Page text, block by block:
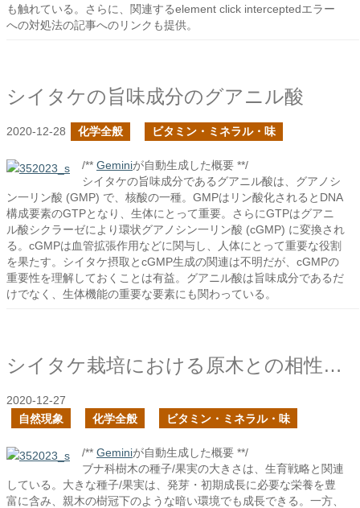
も触れている。さらに、関連するelement click interceptedエラー
への対処法の記事へのリンクも提供。
シイタケの旨味成分のグアニル酸
2020-12-28 化学全般 ビタミン・ミネラル・味
/** Geminiが自動生成した概要 **/
シイタケの旨味成分であるグアニル酸は、グアノシ
ン一リン酸 (GMP) で、核酸の一種。GMPはリン酸化されるとDNA
構成要素のGTPとなり、生体にとって重要。さらにGTPはグアニ
ル酸シクラーゼにより環状グアノシン一リン酸 (cGMP) に変換され
る。cGMPは血管拡張作用などに関与し、人体にとって重要な役割
を果たす。シイタケ摂取とcGMP生成の関連は不明だが、cGMPの
重要性を理解しておくことは有益。グアニル酸は旨味成分であるだ
けでなく、生体機能の重要な要素にも関わっている。
シイタケ栽培における原木との相性とは何だ？
2020-12-27
自然現象
化学全般 ビタミン・ミネラル・味
/** Geminiが自動生成した概要 **/
ブナ科樹木の種子/果実の大きさは、生育戦略と関連
している。大きな種子/果実は、発芽・初期成長に必要な栄養を豊
富に含み、親木の樹冠下のような暗い環境でも成長できる。一方、